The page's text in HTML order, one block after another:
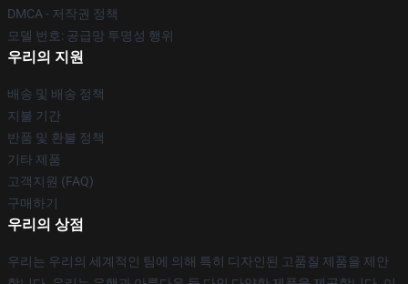
DMCA - 저작권 정책
모델 번호: 공급망 투명성 행위
우리의 지원
배송 및 배송 정책
지불 기간
반품 및 환불 정책
기타 제품
고객지원 (FAQ)
구매하기
우리의 상점
우리는 우리의 세계적인 팀에 의해 특히 디자인된 고품질 제품을 제안